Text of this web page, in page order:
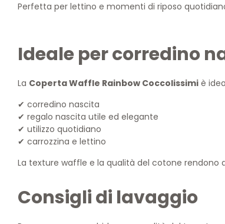
Perfetta per lettino e momenti di riposo
Ideale per corredino
La Coperta Waffle Rainbow Coccolissimi è
✔ corredino nascita
✔ regalo nascita utile ed elegante
✔ utilizzo quotidiano
✔ carrozzina e lettino
La texture waffle e la qualità del cotone rendono
Consigli di lavaggio